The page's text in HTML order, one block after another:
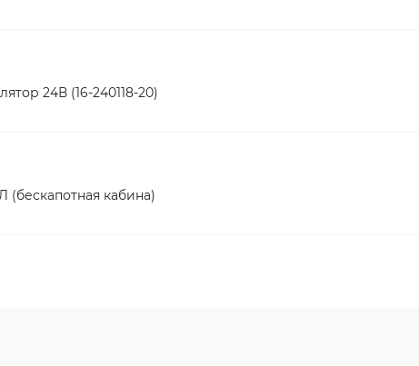
24В (16-240118-20)
кабина)